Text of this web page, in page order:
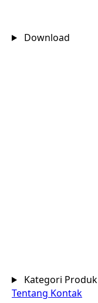
Download
Kategori Produk
Tentang Kontak